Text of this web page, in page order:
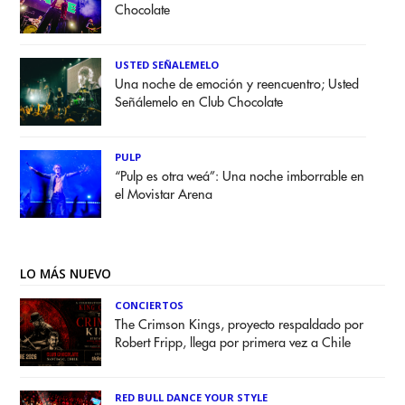
Chocolate
USTED SEÑALEMELO
Una noche de emoción y reencuentro; Usted
Señálemelo en Club Chocolate
PULP
“Pulp es otra weá”: Una noche imborrable en
el Movistar Arena
LO MÁS NUEVO
CONCIERTOS
The Crimson Kings, proyecto respaldado por
Robert Fripp, llega por primera vez a Chile
RED BULL DANCE YOUR STYLE